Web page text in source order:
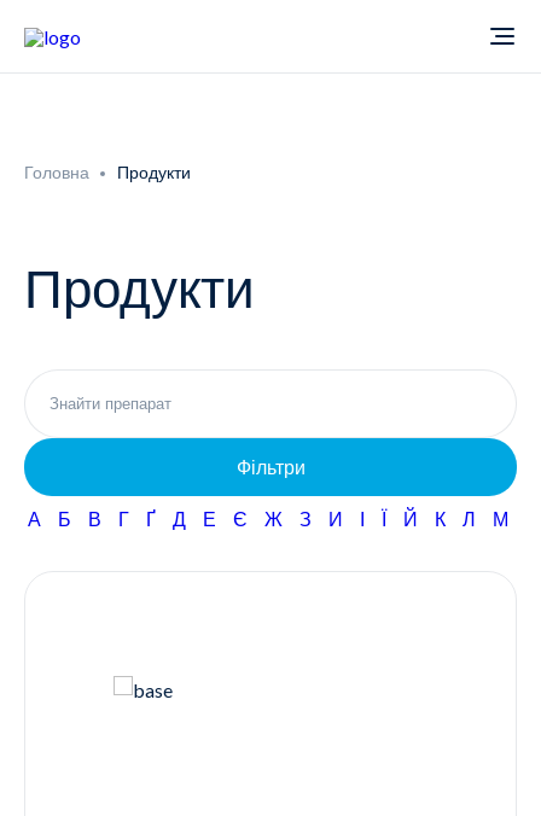
Новини
Неврологія
Гінекологія
Фармаконагляд
Кар'єра
Головна Продукти
Продукти
Фільтри
А Б В Г Ґ Д Е Є Ж З И І Ї Й К Л М